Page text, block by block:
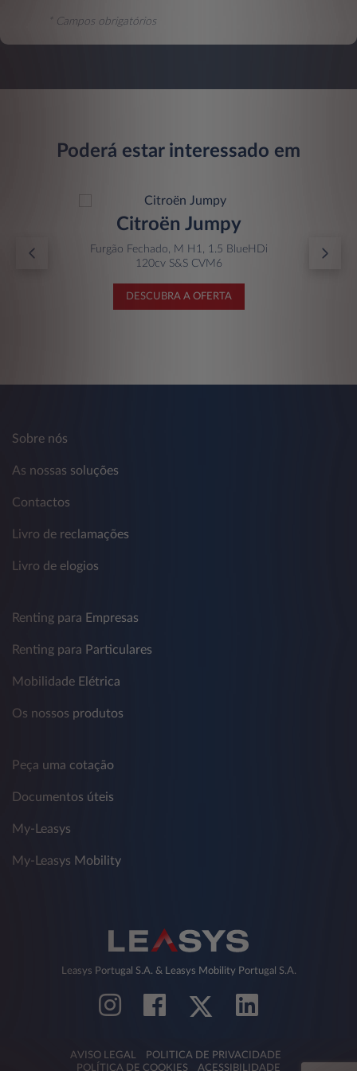
* Campos obrigatórios
Poderá estar interessado em
Citroën Jumpy
Furgão Fechado, M H1, 1.5 BlueHDi
120cv S&S CVM6
DESCUBRA A OFERTA
Sobre nós
As nossas soluções
Contactos
Livro de reclamações
Livro de elogios
Renting para Empresas
Renting para Particulares
Mobilidade Elétrica
Os nossos produtos
Peça uma cotação
Documentos úteis
My-Leasys
My-Leasys Mobility
Leasys Portugal S.A. & Leasys Mobility Portugal S.A.
AVISO LEGAL
POLITICA DE PRIVACIDADE
POLÍTICA DE COOKIES
ACESSIBILIDADE